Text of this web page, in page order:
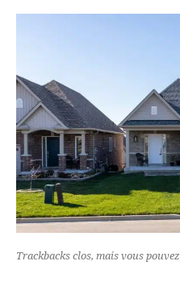
Trackbacks clos, mais vous pouvez